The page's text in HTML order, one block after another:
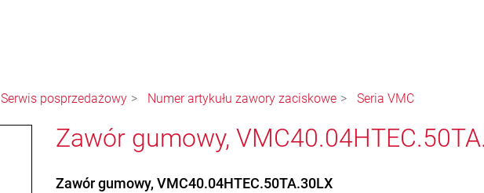
Serwis posprzedażowy Numer artykułu zawory zaciskowe Seria VMC
Zawór gumowy,
Zawór gumowy, VMC40.04HTEC.50TA.30LX